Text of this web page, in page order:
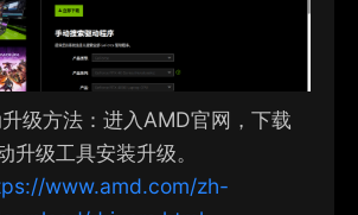
级方法：进入AMD官网，下载
升级工具安装升级。
www.amd.com/zh-